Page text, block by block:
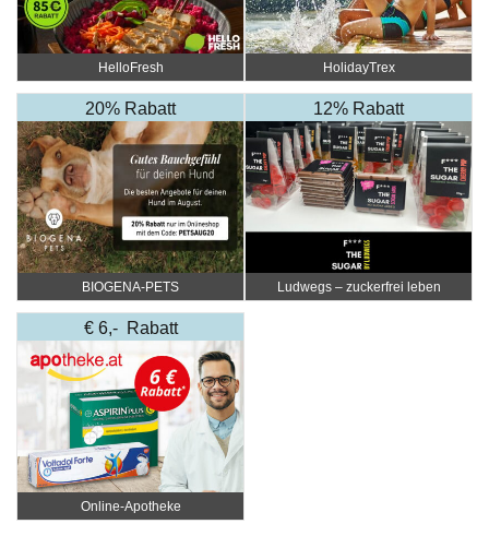
HelloFresh HolidayTrex
20% Rabatt
BIOGENA-PETS
12% Rabatt
Ludwegs – zuckerfrei leben
€ 6,- Rabatt
Online‑Apotheke